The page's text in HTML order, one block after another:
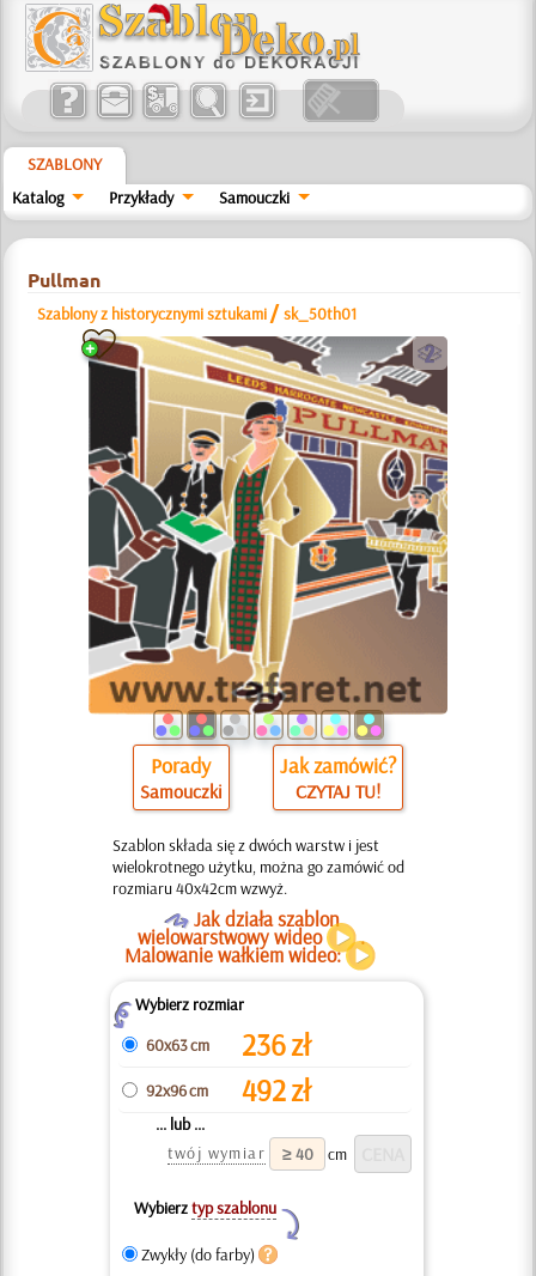
SZABLONY
Katalog
Przykłady Samouczki
Pullman
Szablony z historycznymi sztukami /sk_50th01
b
Porady
Samouczki
Jak zamówić?
CZYTAJ TU!
Szablon składa się z dwóch warstw i jest
wielokrotnego użytku, można go zamówić od
rozmiaru 40x42cm wzwyż.
O Jak działa szablon
wielowarstwowy wideo .
Malowanie wałkiem wideo:
ZWybierz rozmiar
60x63 cm
236zł
92x96 cm 492zł
... lub ...
twój wymiar
cm
Wybierztyp szablonu
Y
Zwykły (do farby)